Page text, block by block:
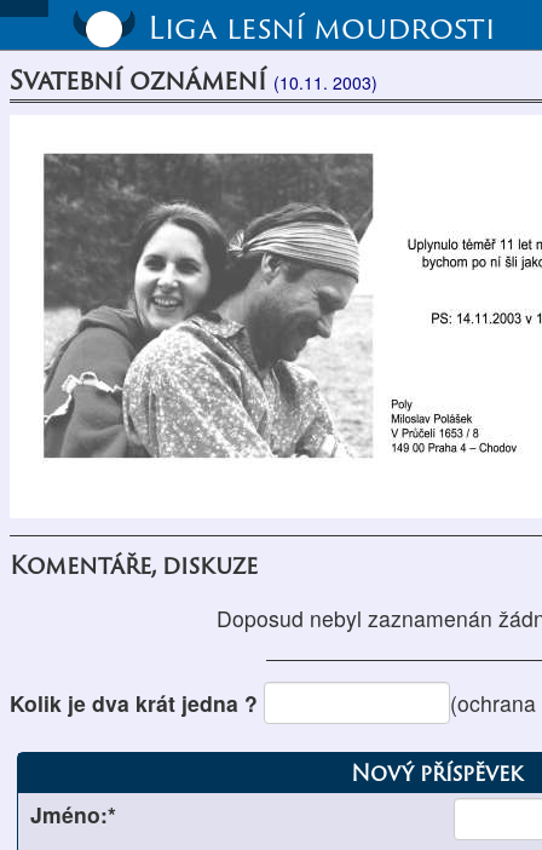
Liga lesní moudrosti
Svatební oznámení (10.11. 2003)
Komentáře, diskuze
Doposud nebyl zaznamenán
Kolik je dva krát jedna ?
Nový příspěvek
Jméno:*